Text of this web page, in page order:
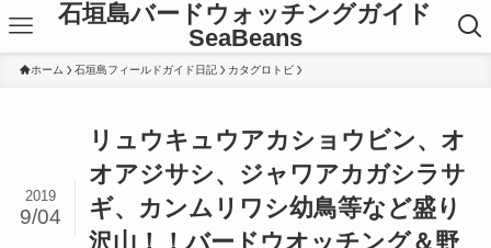
石垣島バードウォッチングガイド
SeaBeans
ホーム 石垣島フィールドガイド日記 カタグロトビ
リュウキュウアカショウビン、オ
オアジサシ、ジャワアカガシラサ
ギ、カンムリワシ幼鳥等など盛り
沢山！！バードウオッチング＆野
2019
9/04